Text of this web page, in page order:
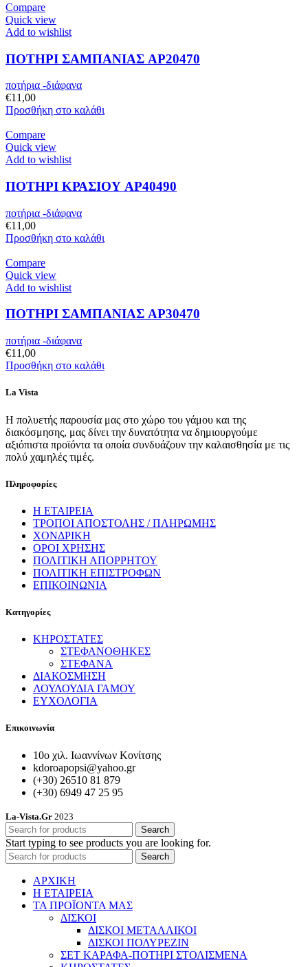
Compare
Quick view
Add to wishlist
ΠΟΤΗΡΙ ΣΑΜΠΑΝΙΑΣ AP20470
ποτήρια -διάφανα
€11,00
Προσθήκη στο καλάθι
Compare
Quick view
Add to wishlist
ΠΟΤΗΡΙ ΚΡΑΣΙΟΥ AP40490
ποτήρια -διάφανα
€11,00
Προσθήκη στο καλάθι
Compare
Quick view
Add to wishlist
ΠΟΤΗΡΙ ΣΑΜΠΑΝΙΑΣ AP30470
ποτήρια -διάφανα
€11,00
Προσθήκη στο καλάθι
La Vista
Η πολυετής παρουσία μας στο χώρο του γάμου και της
διακόσμησης, μας δίνει την δυνατότητα να δημιουργούμε
αξιόπιστα προϊόντα τα οποία συνδυάζουν την καλαισθησία με τις
πολύ χαμηλές τιμές.
Πληροφορίες
Η ΕΤΑΙΡΕΙΑ
ΤΡΟΠΟΙ ΑΠΟΣΤΟΛΗΣ / ΠΛΗΡΩΜΗΣ
ΧΟΝΔΡΙΚΗ
ΟΡΟΙ ΧΡΗΣΗΣ
ΠΟΛΙΤΙΚΗ ΑΠΟΡΡΗΤΟΥ
ΠΟΛΙΤΙΚΗ ΕΠΙΣΤΡΟΦΩΝ
ΕΠΙΚΟΙΝΩΝΙΑ
Κατηγορίες
ΚΗΡΟΣΤΑΤΕΣ
ΣΤΕΦΑΝΟΘΗΚΕΣ
ΣΤΕΦΑΝΑ
ΔΙΑΚΟΣΜΗΣΗ
ΛΟΥΛΟΥΔΙΑ ΓΑΜΟΥ
ΕΥΧΟΛΟΓΙΑ
Επικοινωνία
10ο χιλ. Ιωαννίνων Κονίτσης
kdoroapopsi@yahoo.gr
(+30) 26510 81 879
(+30) 6949 47 25 95
La-Vista.Gr 2023
Search
Start typing to see products you are looking for.
Search
ΑΡΧΙΚΗ
Η ΕΤΑΙΡΕΙΑ
ΤΑ ΠΡΟΪΟΝΤΑ ΜΑΣ
ΔΙΣΚΟΙ
ΔΙΣΚΟΙ ΜΕΤΑΛΛΙΚΟΙ
ΔΙΣΚΟΙ ΠΟΛΥΡΕΖΙΝ
ΣΕΤ ΚΑΡΑΦΑ-ΠΟΤΗΡΙ ΣΤΟΛΙΣΜΕΝΑ